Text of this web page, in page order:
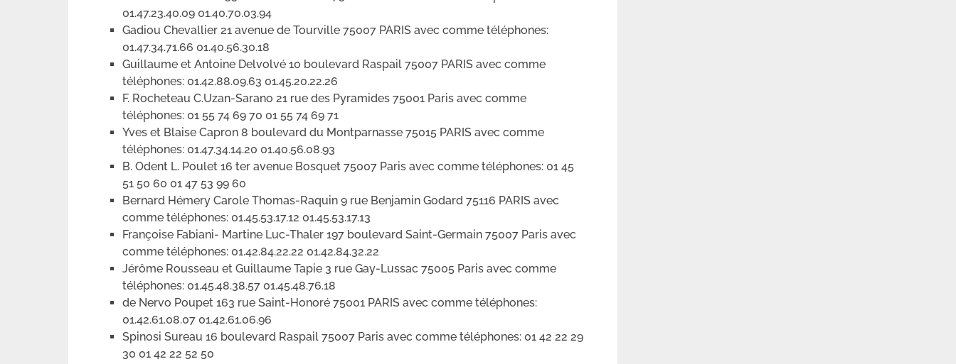
01.47.23.40.09 01.40.70.03.94
Gadiou Chevallier 21 avenue de Tourville 75007 PARIS avec comme téléphones:
01.47.34.71.66 01.40.56.30.18
Guillaume et Antoine Delvolvé 10 boulevard Raspail 75007 PARIS avec comme
téléphones: 01.42.88.09.63 01.45.20.22.26
F. Rocheteau C.Uzan-Sarano 21 rue des Pyramides 75001 Paris avec comme
téléphones: 01 55 74 69 70 01 55 74 69 71
Yves et Blaise Capron 8 boulevard du Montparnasse 75015 PARIS avec comme
téléphones: 01.47.34.14.20 01.40.56.08.93
B. Odent L. Poulet 16 ter avenue Bosquet 75007 Paris avec comme téléphones: 01 45
51 50 60 01 47 53 99 60
Bernard Hémery Carole Thomas-Raquin 9 rue Benjamin Godard 75116 PARIS avec
comme téléphones: 01.45.53.17.12 01.45.53.17.13
Françoise Fabiani- Martine Luc-Thaler 197 boulevard Saint-Germain 75007 Paris avec
comme téléphones: 01.42.84.22.22 01.42.84.32.22
Jérôme Rousseau et Guillaume Tapie 3 rue Gay-Lussac 75005 Paris avec comme
téléphones: 01.45.48.38.57 01.45.48.76.18
de Nervo Poupet 163 rue Saint-Honoré 75001 PARIS avec comme téléphones:
01.42.61.08.07 01.42.61.06.96
Spinosi Sureau 16 boulevard Raspail 75007 Paris avec comme téléphones: 01 42 22 29
30 01 42 22 52 50